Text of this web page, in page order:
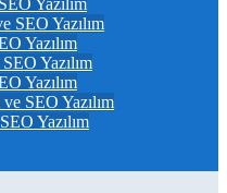
Yazılım
SEO Yazılım
Yazılım
Yazılım
Yazılım
SEO Yazılım
Yazılım